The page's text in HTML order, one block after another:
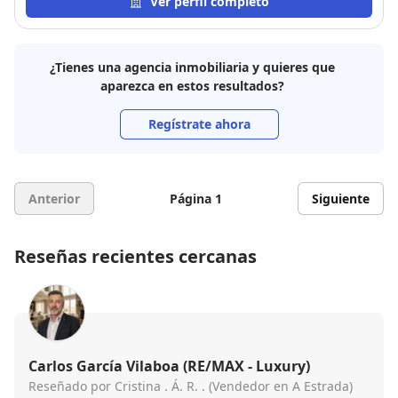
¿Tienes una agencia inmobiliaria y quieres que
aparezca en estos resultados?
Regístrate ahora
Anterior Página 1 Siguiente
Reseñas recientes cercanas
Carlos García Vilaboa (RE/MAX - Luxury)
Reseñado por Cristina . Á. R. . (Vendedor en A Estrada)